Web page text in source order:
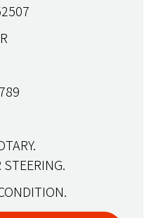
STEERING.